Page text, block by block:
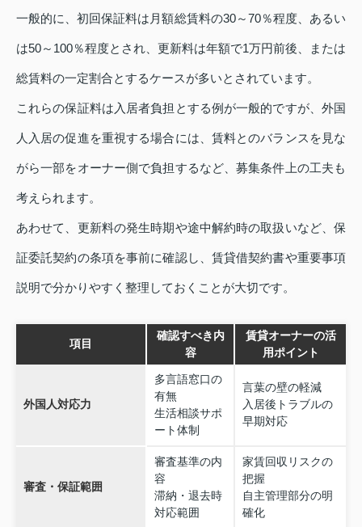
一般的に、初回保証料は月額総賃料の30～70％程度、あるい
は50～100％程度とされ、更新料は年額で1万円前後、または
総賃料の一定割合とするケースが多いとされています。
これらの保証料は入居者負担とする例が一般的ですが、外国
人入居の促進を重視する場合には、賃料とのバランスを見な
がら一部をオーナー側で負担するなど、募集条件上の工夫も
考えられます。
あわせて、更新料の発生時期や途中解約時の取扱いなど、保
証委託契約の条項を事前に確認し、賃貸借契約書や重要事項
説明で分かりやすく整理しておくことが大切です。
項目
確認すべき内
容
賃貸オーナーの活
用ポイント
外国人対応力
多言語窓口の
有無
生活相談サポ
ート体制
言葉の壁の軽減
入居後トラブルの
早期対応
審査・保証範囲
審査基準の内
容
滞納・退去時
対応範囲
家賃回収リスクの
把握
自主管理部分の明
確化